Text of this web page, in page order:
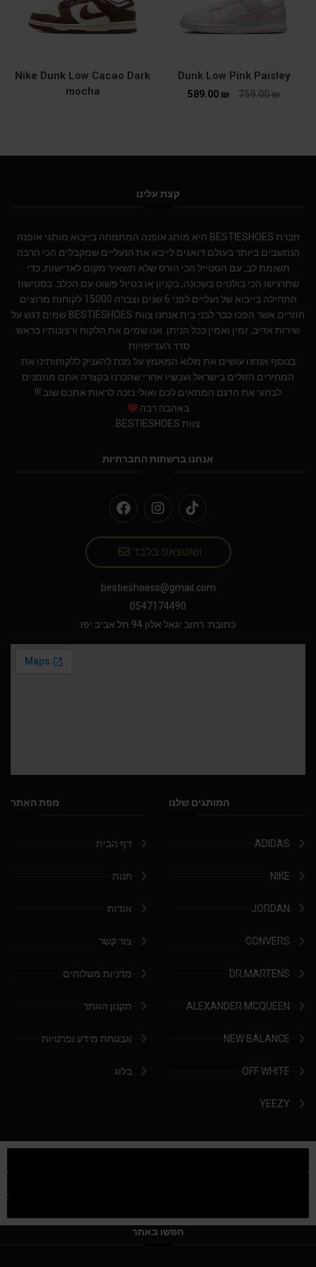
Dunk Low Pink Paisley
759.00₪
589.00 ₪
Nike Dunk Low Cacao Dark
mocha
קצת עלינו
חברת BESTIESHOES היא מותג אופנה המתמחה בייבוא מותגי אופנה
הנחשבים ביותר בעולם.דואגים לייבא את הנעליים שמקבלים הכי הרבה
תשומת לב, עם הסטייל הכי הורס שלא תשאיר מקום לאדישות, כדי
שתרגישו הכי בולטים בשכונה, בקניון או בטיול פשוט עם הכלב. בסטישוז
התחילה בייבוא של נעליים לפני 6 שנים וצברה 15000 לקוחות מרוצים
חוזרים אשר הפכו כבר לבני בית.אנחנו צוות BESTIESHOES שמים דגש על
שירות אדיב, זמין ואמין ככל הניתן. אנו שמים את הלקוח ורצונותיו בראש
סדר העדיפויות.
בנוסף אנחנו עושים את מלוא המאמץ על מנת להעניק ללקוחותינו את
המחירים הזולים בישראל.ועכשיו אחרי שהכרנו בקצרה אתם מוזמנים
לבחור את הדגם המתאים לכם ואולי נזכה לראות אתכם שוב !!!
באהבה רבה
צוות BESTIESHOES
אנחנו ברשתות החברתיות
וואטצאפ בלבד
bestieshoess@gmail.com
0547174490
כתובת: רחוב יגאל אלון 94 תל אביב יפו
המותגים שלנו
ADIDAS
NIKE
JORDAN
CONVERS
DR.MARTENS
ALEXANDER MCQUEEN
NEW BALANCE
OFF WHITE
YEEZY
מפת האתר
דף הבית
חנות
אודות
צור קשר
מדניות משלוחים
תקנון האתר
אבטחת מידע ופרטיות
בלוג
חפשו באתר